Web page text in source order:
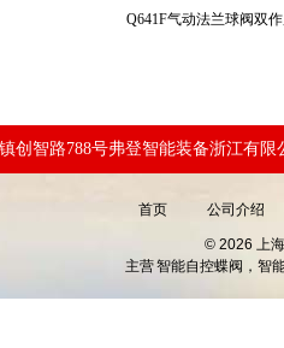
创智路788号弗登智能装备浙江有限
首页 公司介绍
© 2026 上
主营智能自控蝶阀，智